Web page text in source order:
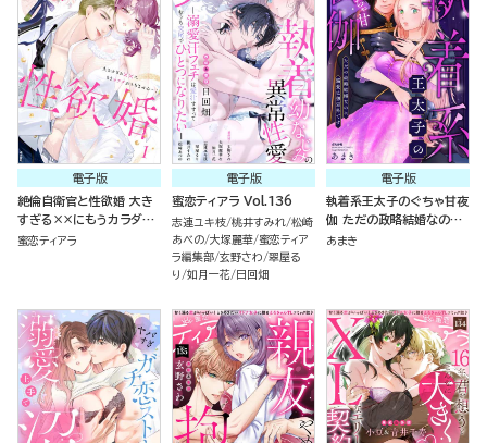
電子版
絶倫自衛官と性欲婚 大き
すぎる××にもうカラダが
もちません…！ （1）
蜜恋ティアラ
電子版
蜜恋ティアラ Vol.136
志連ユキ枝 桃井すみれ 松崎
あべの 大塚麗華 蜜恋ティア
ラ編集部 玄野さわ 翠屋る
り
如月一花 日回畑
電子版
執着系王太子のぐちゃ甘夜
伽 ただの政略結婚なのに
溺愛は想定外です
あまき